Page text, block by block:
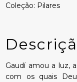
Coleção: Pilares
Gaudí amou a luz,
com os quais